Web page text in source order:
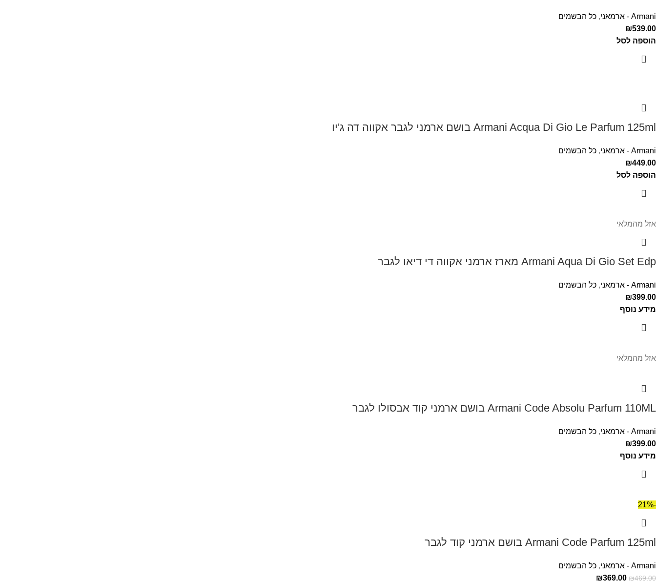
Armani - ארמאני , כל הבשמים
₪539.00
הוספה לסל
Armani Acqua Di Gio Le Parfum 125ml בושם ארמני לגבר אקווה דה ג'יו
Armani - ארמאני , כל הבשמים
₪449.00
הוספה לסל
אזל מהמלאי
Armani Aqua Di Gio Set Edp מארז ארמני אקווה די דיאו לגבר
Armani - ארמאני , כל הבשמים
₪399.00
מידע נוסף
אזל מהמלאי
Armani Code Absolu Parfum 110ML בושם ארמני קוד אבסולו לגבר
Armani - ארמאני , כל הבשמים
₪399.00
מידע נוסף
-21%
Armani Code Parfum 125ml בושם ארמני קוד לגבר
Armani - ארמאני , כל הבשמים
₪469.00
₪369.00